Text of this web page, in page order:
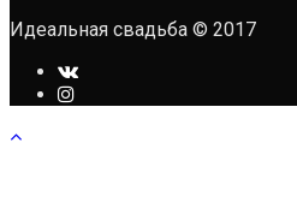
Идеальная свадьба © 2017